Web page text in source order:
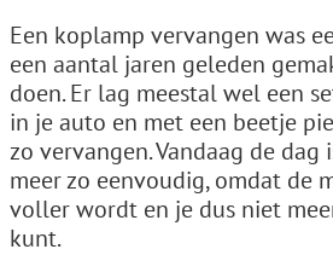
Een koplamp vervangen was
een aantal jaren geleden
doen. Er lag meestal wel een
in je auto en met een beetje
zo vervangen. Vandaag de
meer zo eenvoudig, omdat de
voller wordt en je dus niet
kunt.